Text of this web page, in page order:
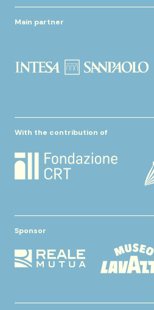
Main partner
With the contribution of
Sponsor